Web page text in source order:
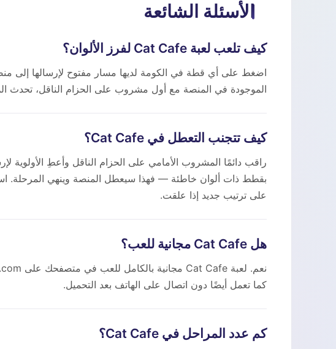
الأسئلة الشائعة
كيف تلعب لعبة Cat Cafe لفرز الألوان؟
الموجودة في المنصة مع أول مشروب على الحزام الناقل، تحدث المطابقة
كيف تتجنب التعطل في Cat Cafe؟
راقب دائمًا المشروب الأمامي على الحزام الناقل وأعطِ الأولوية
بقطط ذات ألوان خاطئة — فهذا سيعطل المنصة وينهي المرحلة.
على ترتيب جديد إذا علقت.
هل Cat Cafe مجانية للعب؟
كما تعمل أيضًا دون اتصال على الهاتف بعد التحميل.
كم عدد المراحل في Cat Cafe؟